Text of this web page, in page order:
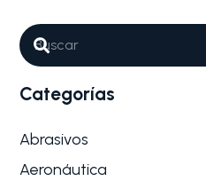
Categorías
Abrasivos
Aeronáutica